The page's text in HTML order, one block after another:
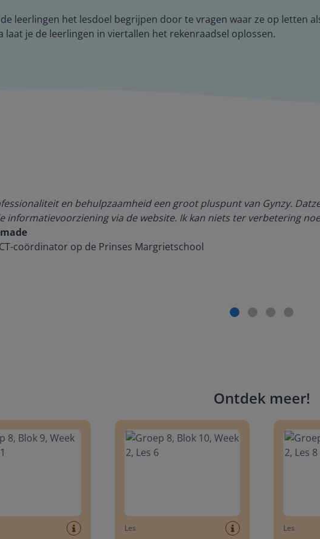
leerlingen het lesdoel begrijpen door te vragen waar ze op letten
laat je de leerlingen in viertallen het rekenraadsel oplossen.
en behulpzaamheid een groot pluspunt van Gynzy.
informatievoorziening via de website. Ik kan niets ter verbetering
coördinator op de Prinses Margrietschool
Ontdek meer!
Les Les